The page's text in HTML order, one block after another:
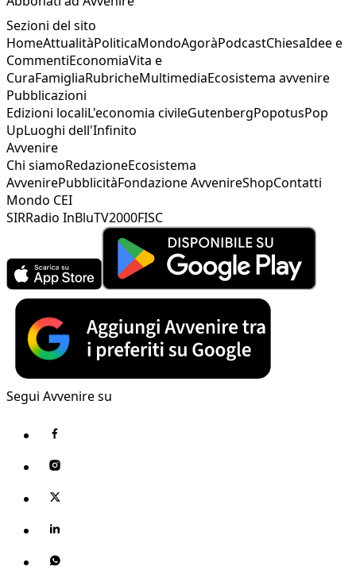
Sezioni del sito
HomeAttualitàPoliticaMondoAgoràPodcastChiesaIdee e
CommentiEconomiaVita e
CuraFamigliaRubricheMultimediaEcosistema avvenire
Pubblicazioni
Edizioni localiL'economia civileGutenbergPopotusPop
UpLuoghi dell'Infinito
Avvenire
Chi siamoRedazioneEcosistema
AvvenirePubblicitàFondazione AvvenireShopContatti
Mondo CEI
SIRRadio InBluTV2000FISC
Segui Avvenire su